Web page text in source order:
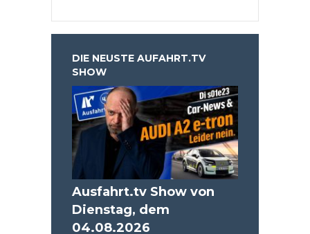
DIE NEUSTE AUFAHRT.TV
SHOW
Ausfahrt.tv Show von
Dienstag, dem
04.08.2026